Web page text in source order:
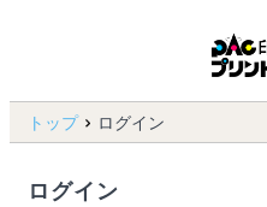
トップ ログイン
ログイン